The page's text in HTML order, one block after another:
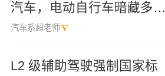
汽车，电动自行车暗藏多少
溢价？
汽车系超老师
L2 级辅助驾驶强制国家标